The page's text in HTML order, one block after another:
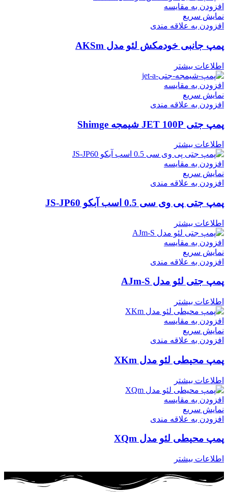
افزودن به مقایسه
نمایش سریع
افزودن به علاقه مندی
پمپ جانبی خودمکش لئو مدل AKSm
اطلاعات بیشتر
افزودن به مقایسه
نمایش سریع
افزودن به علاقه مندی
پمپ جتی JET 100P شیمجه Shimge
اطلاعات بیشتر
افزودن به مقایسه
نمایش سریع
افزودن به علاقه مندی
پمپ جتی پی وی سی 0.5 اسب آبکو JS-JP60
اطلاعات بیشتر
افزودن به مقایسه
نمایش سریع
افزودن به علاقه مندی
پمپ جتی لئو مدل AJm-S
اطلاعات بیشتر
افزودن به مقایسه
نمایش سریع
افزودن به علاقه مندی
پمپ محیطی لئو مدل XKm
اطلاعات بیشتر
افزودن به مقایسه
نمایش سریع
افزودن به علاقه مندی
پمپ محیطی لئو مدل XQm
اطلاعات بیشتر